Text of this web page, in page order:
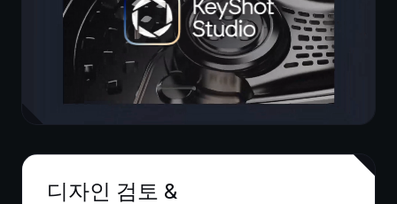
디자인 검토 &